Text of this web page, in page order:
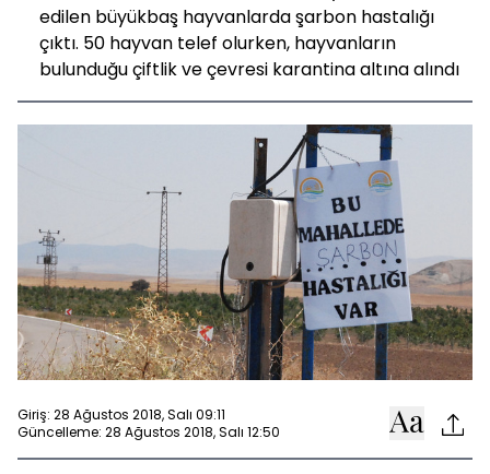
edilen büyükbaş hayvanlarda şarbon hastalığı
çıktı. 50 hayvan telef olurken, hayvanların
bulunduğu çiftlik ve çevresi karantina altına alındı
Giriş: 28 Ağustos 2018, Salı 09:11
Güncelleme: 28 Ağustos 2018, Salı 12:50